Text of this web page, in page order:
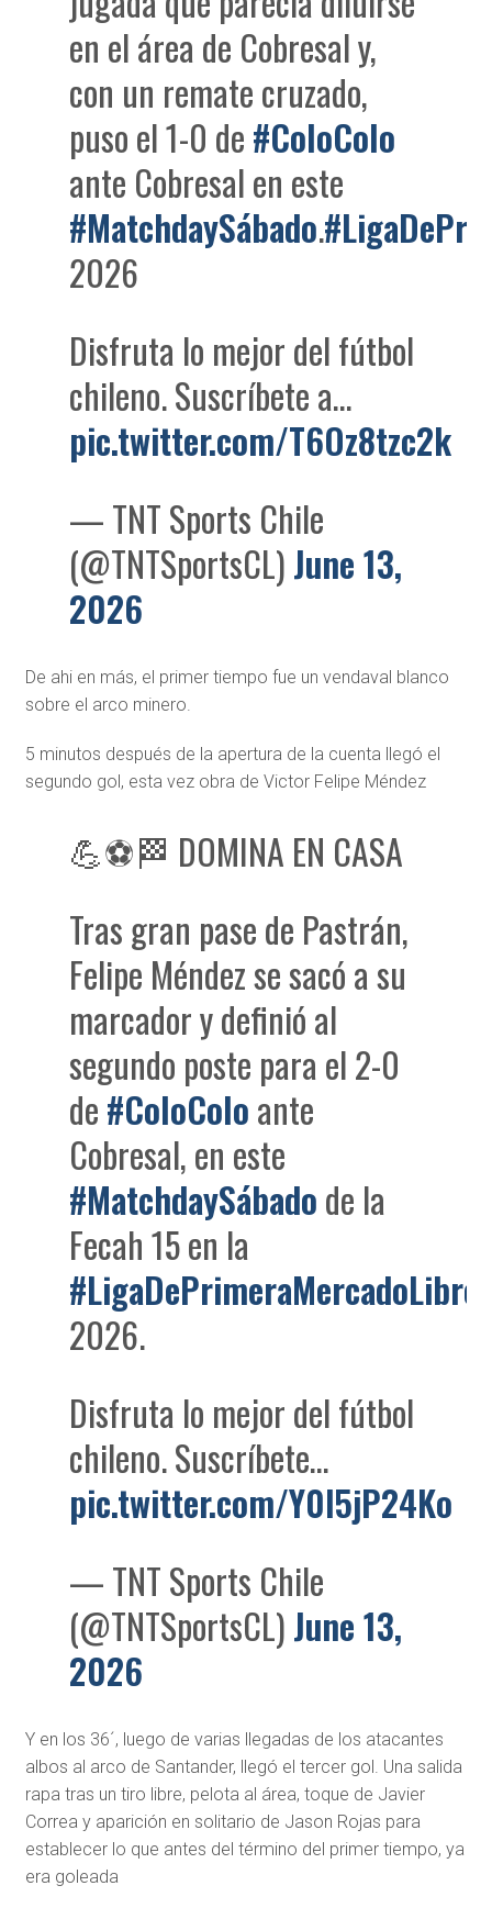
en el área de Cobresal y,
con un remate cruzado,
puso el 1-0 de#ColoColo
ante Cobresal en este
#MatchdaySábado.
2026
Disfruta lo mejor del fútbol
chileno. Suscríbete a…
pic.twitter.com/T6Oz8tzc2k
— TNT Sports Chile
(@TNTSportsCL)June 13,
2026
De ahi en más, el primer tiempo fue un vendaval blanco
sobre el arco minero.
5 minutos después de la apertura de la cuenta llegó el
segundo gol, esta vez obra de Victor Felipe Méndez
💪⚽🏁 DOMINA EN CASA
Tras gran pase de Pastrán,
Felipe Méndez se sacó a su
marcador y definió al
segundo poste para el 2-0
de#ColoColoante
Cobresal, en este
#MatchdaySábadode la
Fecah 15 en la
#LigaDePrimeraMercadoLibre
2026.
Disfruta lo mejor del fútbol
chileno. Suscríbete…
pic.twitter.com/Y0I5jP24Ko
— TNT Sports Chile
(@TNTSportsCL)June 13,
2026
Y en los 36´, luego de varias llegadas de los atacantes
albos al arco de Santander, llegó el tercer gol. Una salida
rapa tras un tiro libre, pelota al área, toque de Javier
Correa y aparición en solitario de Jason Rojas para
establecer lo que antes del término del primer tiempo, ya
era goleada